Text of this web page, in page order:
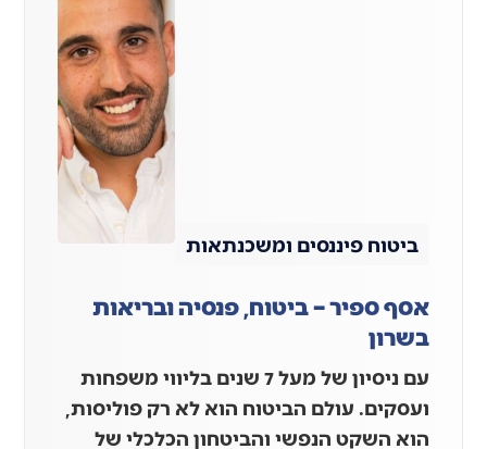
ביטוח פיננסים ומשכנתאות
אסף ספיר – ביטוח, פנסיה ובריאות
בשרון
עם ניסיון של מעל 7 שנים בליווי משפחות
ועסקים. עולם הביטוח הוא לא רק פוליסות,
הוא השקט הנפשי והביטחון הכלכלי של